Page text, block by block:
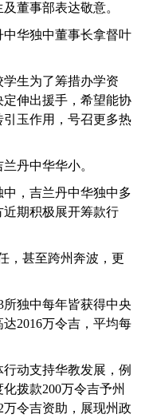
董事部表达敬意。
华独中董事长拿督叶
生为了筹措办学资
伸出援手，希望能协
玉作用，号召更多热
丹中华华小。
，吉兰丹中华独中多
期积极展开筹款行
，甚至跨州奔波，更
独中每年皆获得中央
2016万令吉，平均每
动支持华教发展，例
拨款200万令吉予州
令吉资助，展现州政